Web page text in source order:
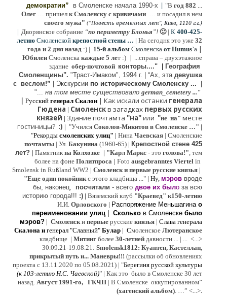
демократии” в Смоленске начала 1990-х | "В год 882 ...
Олег … пришел к Смоленску с кривичами … и посадил в нем
своего мужа" ("Повесть временных лет", Киев, 1110 г.г.)
| Дворянское собрание “по периметру Блонья”! 🙂| К 400-425-
летию Смоленской крепостной стены … | На сегодня это уже 32
года и 2 дня назад :) | 15-й альбом Смоленска от Humus`a |
Юбилеи Смоленска каждые 5 лет :) | ...справа – двухэтажное
здание обер-почтовой конторы...."
Гeография
Cмоленщины". "Траст-Имаком", 1994 г. “Ах, эта девушка
с веслом!”
Экскурсии по историческому Смоленску ...
"... на том месте существовало german_cemetery ..."
| Русский генерал Скалон | Как искали останки генерала
Гюдена | Смоленскв загадках первых русских
князей | Здание почтамта "на"или "не на" месте
гостиницы? :) | "Учился Соколов-Микитов в Смоленске …" |
"Рекорды смоленских улиц" | Нина Чаевская | Смоленские
почтамты | Ул. Бакунина (1960-65) | Крепостной стене 425
лет? | Памятник на Колхозке | "Карл Маркс - это голова!", тем
более на фоне Политпроса | Foto ausgebranntes Viertel in
Smolensk in Rußland WW2 | Смоленск и первые русские князья |
"Еще один покойникс этого кладбища ..." | Ну, мэров вроде
бы, наконец, посчитали - всего двое их было за всю
историю города!!! :) | Вяземский клуб "Краевед" к150-летию
И.И. Орловского | Распоряжение Меньшагина о
переименовании улиц
Сколько в Смоленске было
мэров? | Смоленски первые русские князья | Слава генерала
Скалона и генерал "Славный" Булар | Смоленское Лютерaнское
кладбище | Митинг более 30-летней давности ... | ... <...>
30.09.21-19.08.21: Smolensk1812: Куантен, Кастеллан,
прикрытый путь и... Маневры!!! (рассылки об обновлениях
проекта с 13.11.2020 по 05.08.2021) | "Берегиня русской культуры
(к 103-летию Н.С. Чаевской)" | Как это было в Смоленске 30 лет
назад. Август 1991-го, ГКЧП | В Смоленске оккупированном”
(хагенский альбом). …” <...>.